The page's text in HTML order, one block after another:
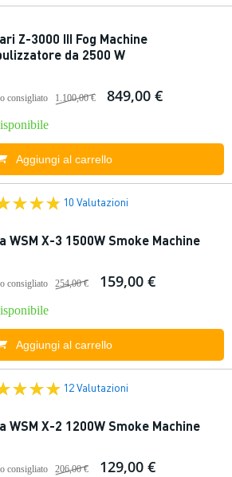
Z-3000 III Fog Machine
da 2500 W
consigliato 1.100,00 € 849,00 €
Aggiungi al carrello
10 Valutazioni
WSM X-3 1500W Smoke Machine
consigliato 254,00 € 159,00 €
Aggiungi al carrello
12 Valutazioni
WSM X-2 1200W Smoke Machine
consigliato 206,00 € 129,00 €